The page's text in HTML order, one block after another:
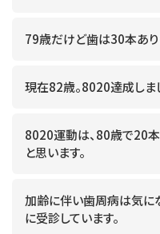
79歳だけど歯は30本あり
現在82歳。8020達成しま
8020運動は、80歳で20
と思います。
加齢に伴い歯周病は気に
に受診しています。